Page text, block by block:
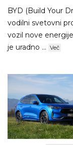
BYD (Build Your
vodilni svetovni
vozil nove
je uradno ... Več